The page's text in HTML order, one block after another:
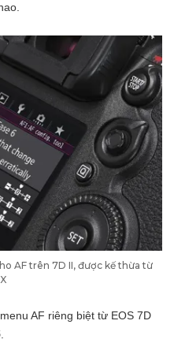
AF trên 7D II, được kế thừa từ
AF riêng biệt từ EOS 7D
.